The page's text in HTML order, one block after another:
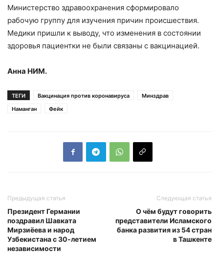
Министерство здравоохранения сформировало
рабочую группу для изучения причин происшествия.
Медики пришли к выводу, что изменения в состоянии
здоровья пациентки не были связаны с вакцинацией.
Анна НИМ.
ТЕГИ Вакцинация против коронавируса
Минздрав
Наманган
Фейк
Предыдущая статья
Президент Германии
поздравил Шавката
Мирзиёева и народ
Узбекистана с 30-летием
независимости
Следующая статья
О чём будут говорить
представители Исламского
банка развития из 54 стран
в Ташкенте